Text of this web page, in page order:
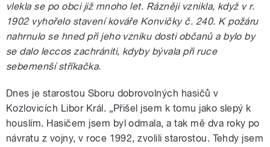
vlekla se po obci již mnoho let. Rázněji vznikla, když v r.
1902 vyhořelo stavení kováře Konvičky č. 240. K požáru
nahrnulo se hned při jeho vzniku dosti občanů a bylo by
se dalo leccos zachrániti, kdyby bývala při ruce
sebemenší stříkačka.
Dnes je starostou Sboru dobrovolných hasičů v
Kozlovicích Libor Král. „Přišel jsem k tomu jako slepý k
houslím. Hasičem jsem byl odmala, a tak mě dva roky po
návratu z vojny, v roce 1992, zvolili starostou. Tehdy jsem